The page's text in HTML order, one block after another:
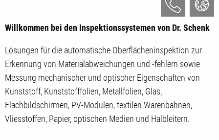
Willkommen bei den Inspektionssystemen von Dr. Schenk
Lösungen für die automatische Oberflächeninspektion zur
Erkennung von Materialabweichungen und -fehlern sowie
Messung mechanischer und optischer Eigenschaften von
Kunststoff, Kunststofffolien, Metallfolien, Glas,
Flachbildschirmen, PV-Modulen, textilen Warenbahnen,
Vliesstoffen, Papier, optischen Medien und Halbleitern.